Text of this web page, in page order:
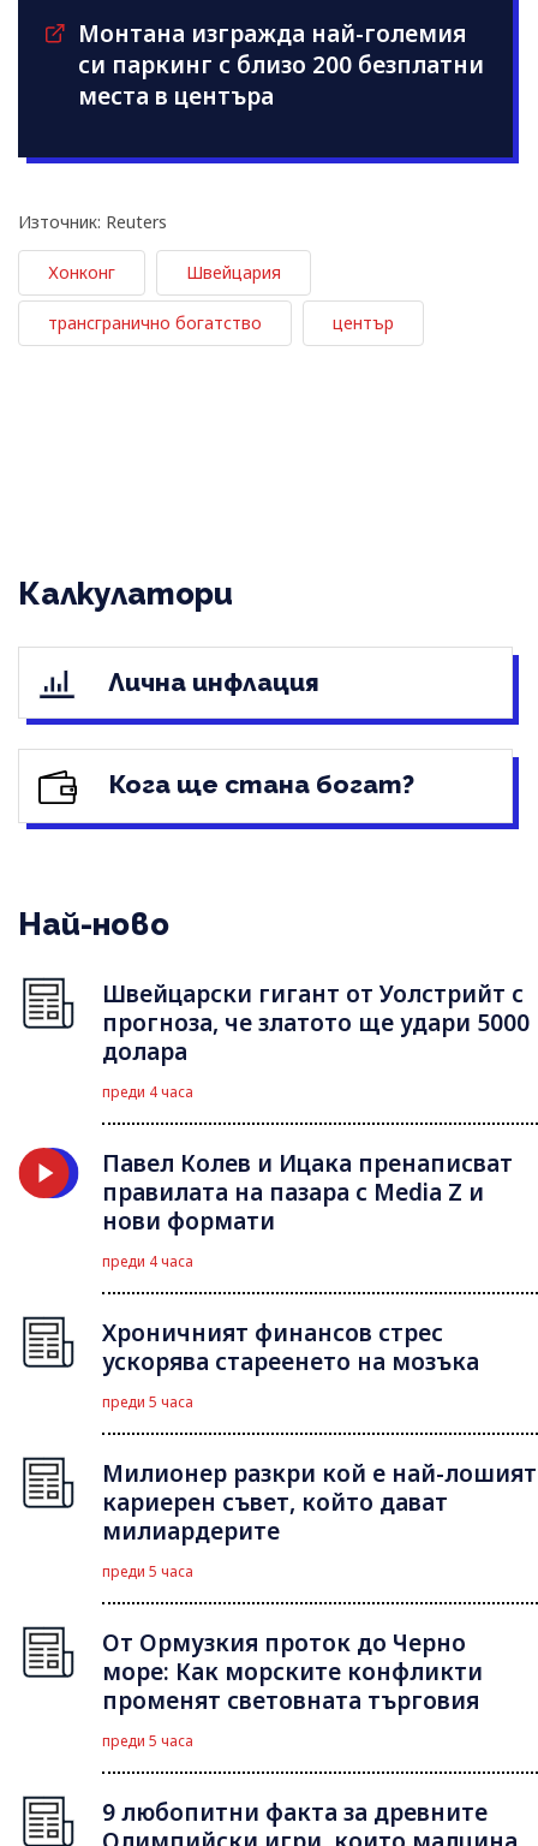
Монтана изгражда най-големия
си паркинг с близо 200 безплатни
места в центъра
Източник: Reuters
Хонконг Швейцария
трансгранично богатство център
Калкулатори
Лична инфлация
Кога ще стана богат?
Най-ново
Швейцарски гигант от Уолстрийт с
прогноза, че златото ще удари 5000
долара
преди 4 часа
Павел Колев и Ицака пренаписват
правилата на пазара с Media Z и
нови формати
преди 4 часа
Хроничният финансов стрес
ускорява стареенето на мозъка
преди 5 часа
Милионер разкри кой е най-лошият
кариерен съвет, който дават
милиардерите
преди 5 часа
От Ормузкия проток до Черно
море: Как морските конфликти
променят световната търговия
преди 5 часа
9 любопитни факта за древните